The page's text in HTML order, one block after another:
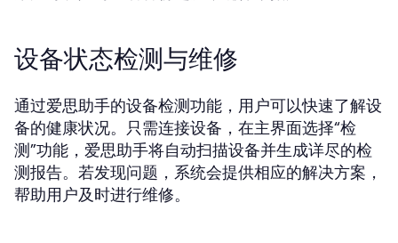
设备状态检测与维修
通过爱思助手的设备检测功能，用户可以快速了解设
备的健康状况。只需连接设备，在主界面选择“检
测”功能，爱思助手将自动扫描设备并生成详尽的检
测报告。若发现问题，系统会提供相应的解决方案，
帮助用户及时进行维修。